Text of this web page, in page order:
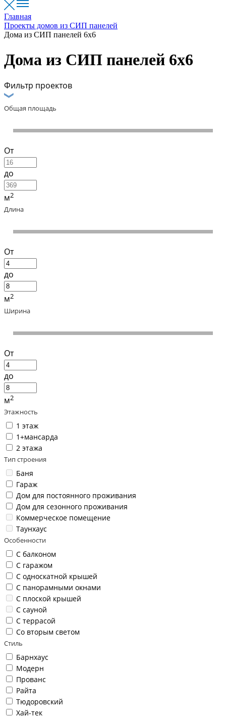
Главная
Проекты домов из СИП панелей
Дома из СИП панелей 6х6
Дома из СИП панелей 6х6
Фильтр проектов
Общая площадь
От
до
м2
Длина
От
до
м2
Ширина
От
до
м2
Этажность
1 этаж
1+мансарда
2 этажа
Тип строения
Баня
Гараж
Дом для постоянного проживания
Дом для сезонного проживания
Коммерческое помещение
Таунхаус
Особенности
С балконом
С гаражом
С односкатной крышей
С панорамными окнами
С плоской крышей
С сауной
С террасой
Со вторым светом
Стиль
Барнхаус
Модерн
Прованс
Райта
Тюдоровский
Хай-тек